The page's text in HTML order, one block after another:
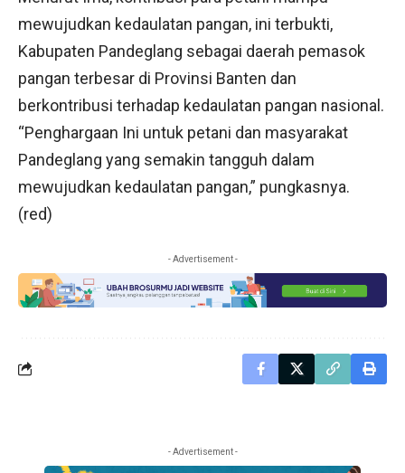
mewujudkan kedaulatan pangan, ini terbukti,
Kabupaten Pandeglang sebagai daerah pemasok
pangan terbesar di Provinsi Banten dan
berkontribusi terhadap kedaulatan pangan nasional.
“Penghargaan Ini untuk petani dan masyarakat
Pandeglang yang semakin tangguh dalam
mewujudkan kedaulatan pangan,” pungkasnya.
(red)
- Advertisement -
- Advertisement -